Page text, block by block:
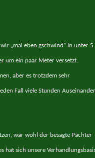
„mal eben gschwind“ in unter 5
um ein paar Meter versetzt.
aber es trotzdem sehr
Fall viele Stunden
war wohl der besagte Pächter
hat sich unsere